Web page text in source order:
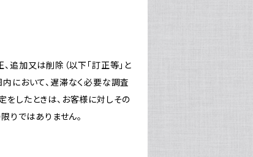
追加又は削除（以下「訂正等」と
において、遅滞なく必要な調査
したときは、お客様に対しその
りではありません。